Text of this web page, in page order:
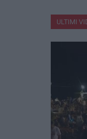
ULTIMI